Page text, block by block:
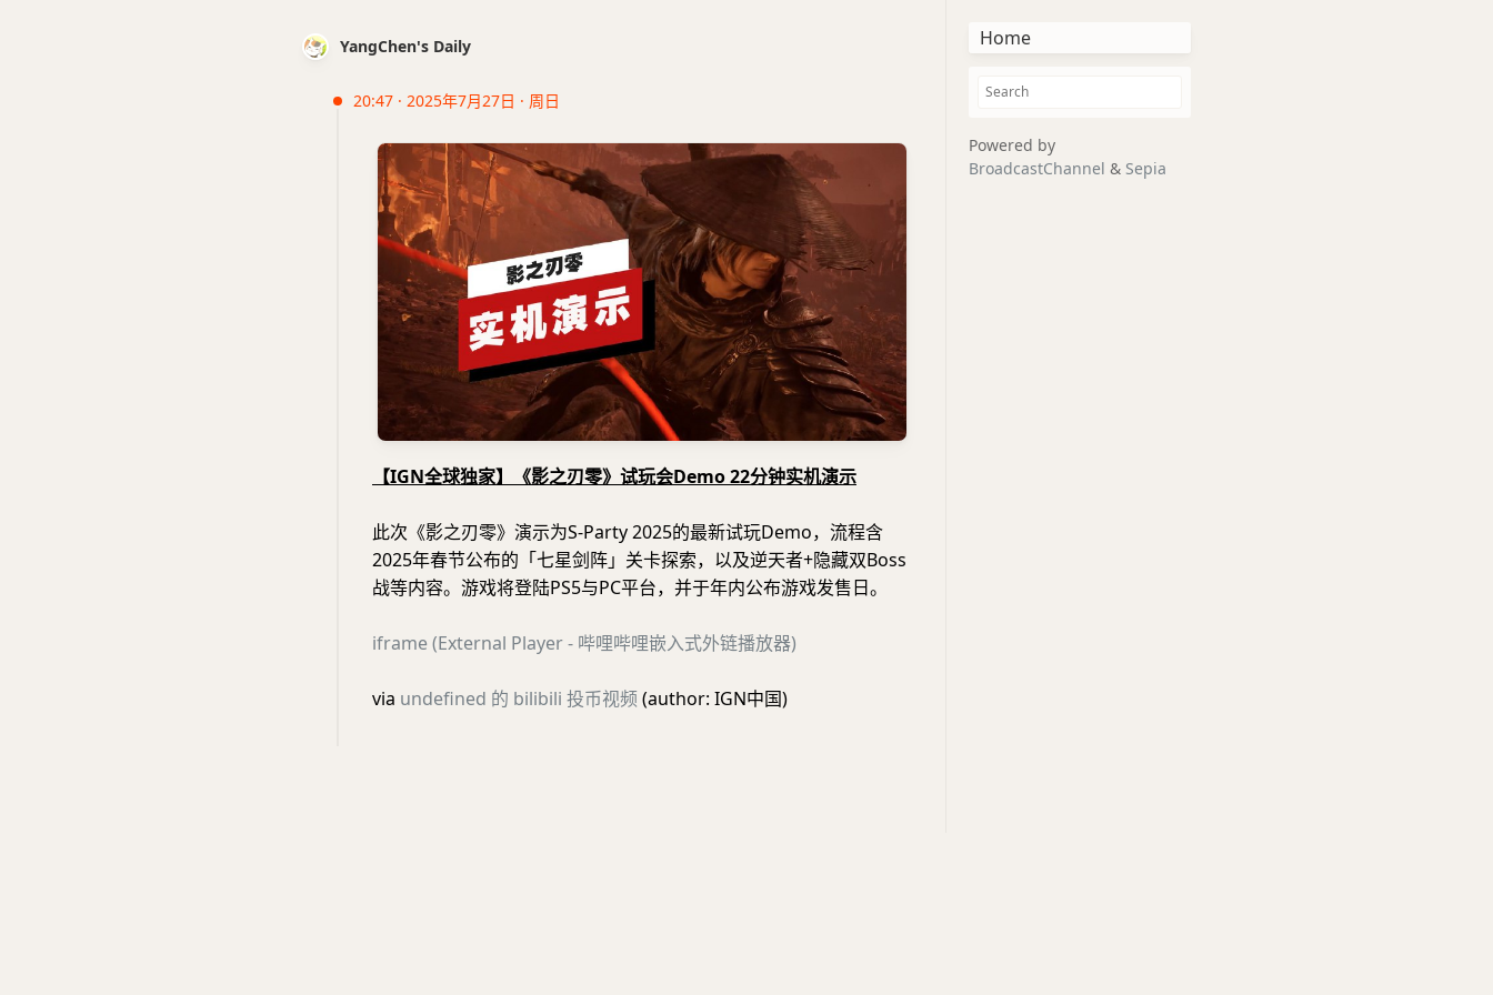
YangChen's Daily
20:47 · 2025年7月27日 · 周日
【IGN全球独家】《影之刃零》试玩会Demo 22分钟实机演示
此次《影之刃零》演示为S-Party 2025的最新试玩Demo，流程含
2025年春节公布的「七星剑阵」关卡探索，以及逆天者+隐藏双Boss
战等内容。游戏将登陆PS5与PC平台，并于年内公布游戏发售日。
iframe (External Player - 哔哩哔哩嵌入式外链播放器)
via undefined 的 bilibili 投币视频(author: IGN中国)
Home
Powered by
BroadcastChannel & Sepia